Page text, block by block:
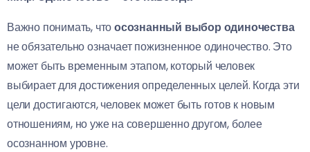
Важно понимать, чтоосознанный выбор одиночества
не обязательно означает пожизненное одиночество. Это
может быть временным этапом, который человек
выбирает для достижения определенных целей. Когда эти
цели достигаются, человек может быть готов к новым
отношениям, но уже на совершенно другом, более
осознанном уровне.